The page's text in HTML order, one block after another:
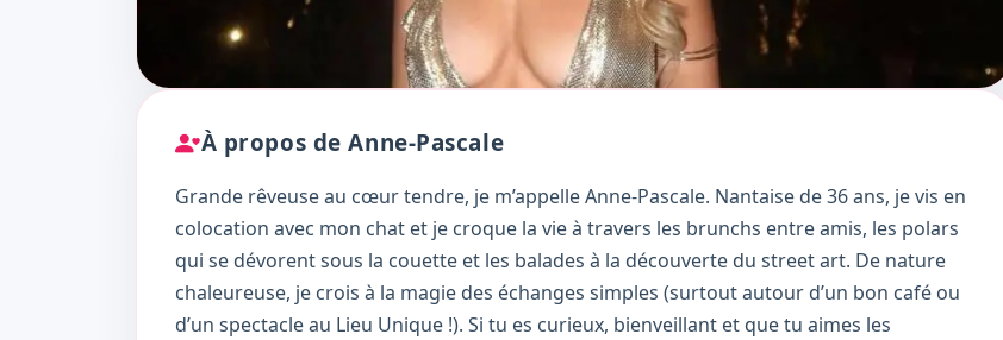
À propos de Anne-Pascale
Grande rêveuse au cœur tendre, je m’appelle Anne-Pascale. Nantaise de 36 ans, je vis en
colocation avec mon chat et je croque la vie à travers les brunchs entre amis, les polars
qui se dévorent sous la couette et les balades à la découverte du street art. De nature
chaleureuse, je crois à la magie des échanges simples (surtout autour d’un bon café ou
d’un spectacle au Lieu Unique !). Si tu es curieux, bienveillant et que tu aimes les